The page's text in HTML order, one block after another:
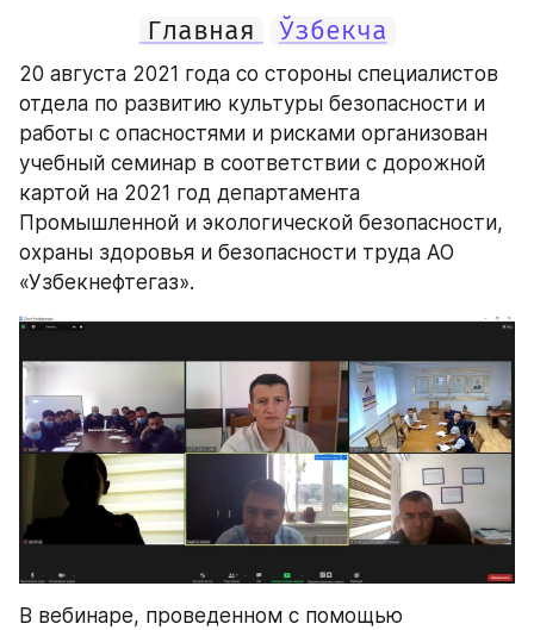
Главная Ўзбекча
20 августа 2021 года со стороны специалистов
отдела по развитию культуры безопасности и
работы с опасностями и рисками организован
учебный семинар в соответствии с дорожной
картой на 2021 год департамента
Промышленной и экологической безопасности,
охраны здоровья и безопасности труда АО
«Узбекнефтегаз».
В вебинаре, проведенном с помощью